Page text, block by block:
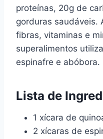
proteínas, 20g de
gorduras saudáveis.
fibras, vitaminas e
superalimentos
espinafre e abóbora.
Lista de
1 xícara de
2 xícaras de